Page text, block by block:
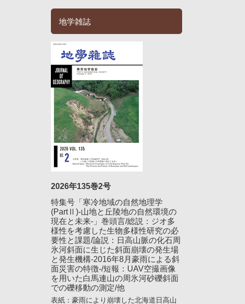
地学雑誌
2026年135巻2号
特集号「寒冷地域の自然地理学
(PartⅡ)-山地と丘陵地の自然環境の
現在と未来-」巻頭言/総説：ジオ多
様性を考慮した生物多様性研究の必
要性と課題/論説：日高山脈の化石周
氷河斜面に生じた斜面崩壊の発生場
と発生機構-2016年8月豪雨による斜
面災害の特徴-/短報：UAV空撮画像
を用いた白馬連山の周氷河砂礫斜面
での礫移動の測定/他
表紙：豪雨により崩壊した北海道日高山